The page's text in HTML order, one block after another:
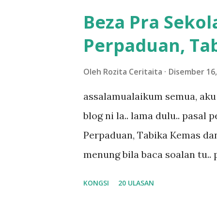
shah singgah Giant beli
kereta tu biasalah kan kami
sampai masuk dalam... dan
Beza Pra
Perpaduan,
Oleh Rozita Ceritaita Disember
assalamualaikum semua,
blog ni la.. lama dulu.. pasal
Perpaduan, Tabika Kemas
menung bila baca soalan
KONGSI 20 ULASAN